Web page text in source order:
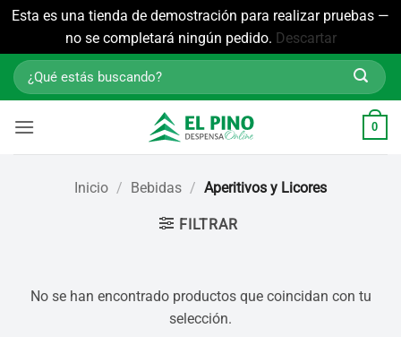
Esta es una tienda de demostración para realizar pruebas —
no se completará ningún pedido. Descartar
Saltar
Buscar
por:
0
Inicio / Bebidas / Aperitivos y Licores
FILTRAR
No se han encontrado productos que coincidan con tu
selección.